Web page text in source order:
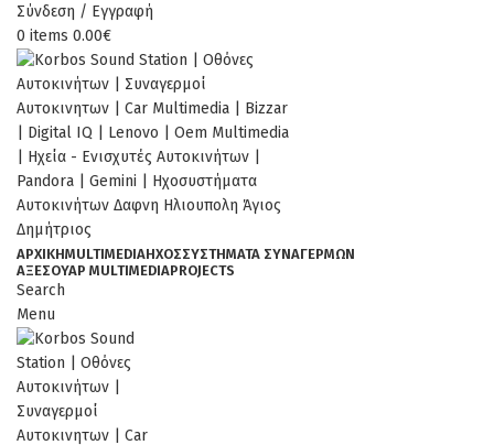
Σύνδεση / Εγγραφή
0 items 0.00€
ΑΡΧΙΚΉMULTIMEDIAΉΧΟΣΣΥΣΤΗΜΑΤΑ ΣΥΝΑΓΕΡΜΩΝ
ΑΞΕΣΟΥΆΡ MULTIMEDIAPROJECTS
Search
Menu